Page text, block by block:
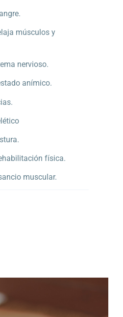
músculos y
nervioso.
anímico.
física.
muscular.